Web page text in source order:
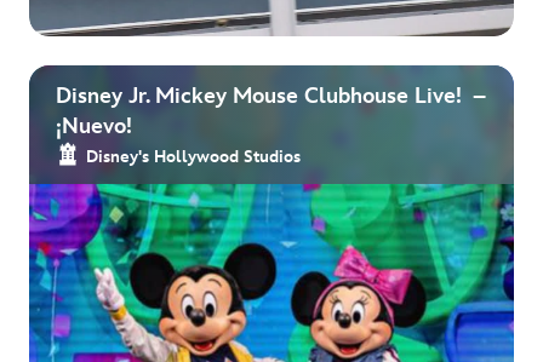
Disney Jr. Mickey Mouse Clubhouse Live! –
¡Nuevo!
Disney's Hollywood Studios